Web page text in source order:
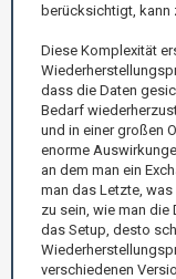
berücksichtigt, kann
Diese Komplexität
dass die Daten
Bedarf
und in einer großen
enorme
an dem man ein
man das Letzte,
zu sein, wie man
das Setup, desto
verschiedenen